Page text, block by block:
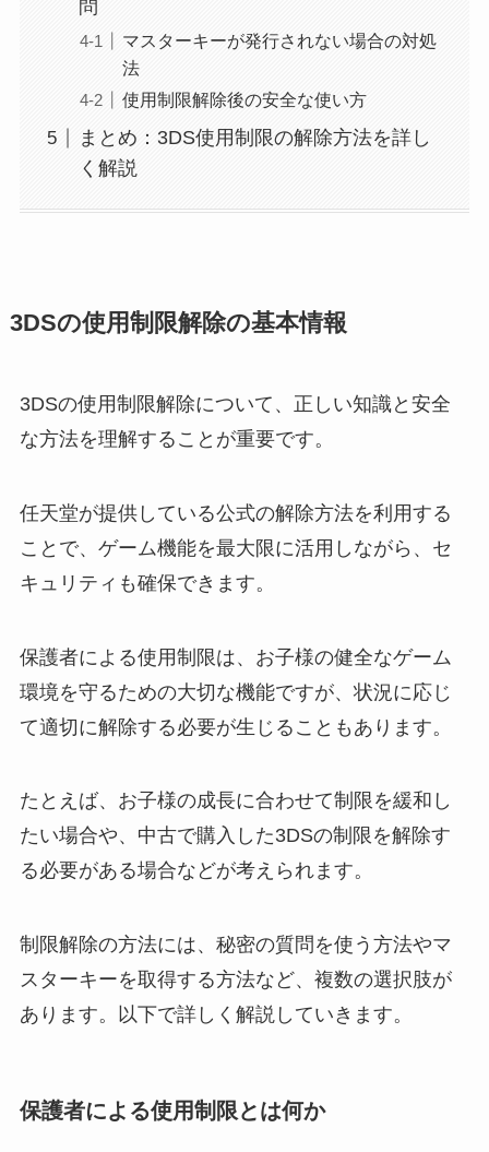
問
マスターキーが発行されない場合の対処
法
使用制限解除後の安全な使い方
まとめ：3DS使用制限の解除方法を詳し
く解説
3DSの使用制限解除の基本情報
3DSの使用制限解除について、正しい知識と安全
な方法を理解することが重要です。
任天堂が提供している公式の解除方法を利用する
ことで、ゲーム機能を最大限に活用しながら、セ
キュリティも確保できます。
保護者による使用制限は、お子様の健全なゲーム
環境を守るための大切な機能ですが、状況に応じ
て適切に解除する必要が生じることもあります。
たとえば、お子様の成長に合わせて制限を緩和し
たい場合や、中古で購入した3DSの制限を解除す
る必要がある場合などが考えられます。
制限解除の方法には、秘密の質問を使う方法やマ
スターキーを取得する方法など、複数の選択肢が
あります。以下で詳しく解説していきます。
保護者による使用制限とは何か